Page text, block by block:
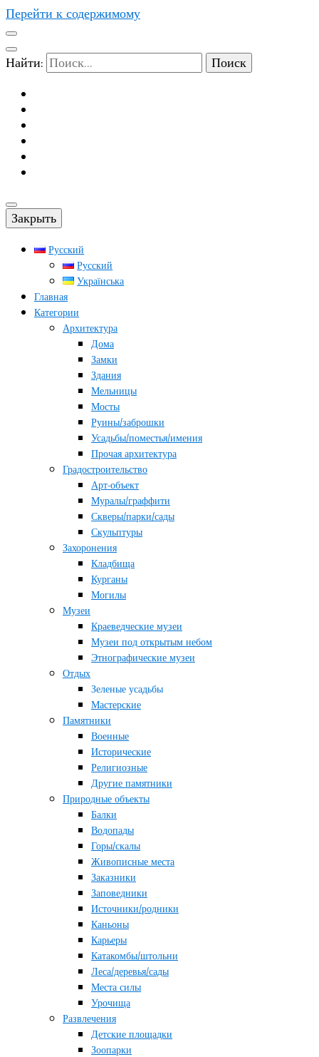
Перейти к содержимому
Найти:
Закрыть
Русский
Русский
Українська
Главная
Категории
Архитектура
Дома
Замки
Здания
Мельницы
Мосты
Руины/заброшки
Усадьбы/поместья/имения
Прочая архитектура
Градостроительство
Арт-объект
Муралы/граффити
Скверы/парки/сады
Скульптуры
Захоронения
Кладбища
Курганы
Могилы
Музеи
Краеведческие музеи
Музеи под открытым небом
Этнографические музеи
Отдых
Зеленые усадьбы
Мастерские
Памятники
Военные
Исторические
Религиозные
Другие памятники
Природные объекты
Балки
Водопады
Горы/скалы
Живописные места
Заказники
Заповедники
Источники/родники
Каньоны
Карьеры
Катакомбы/штольни
Леса/деревья/сады
Места силы
Урочища
Развлечения
Детские площадки
Зоопарки